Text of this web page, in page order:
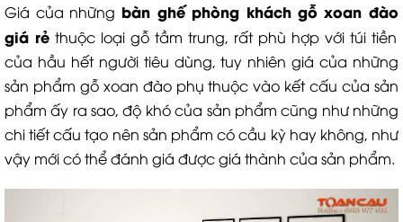
Giá của những bàn ghế phòng khách gỗ xoan đào
giá rẻ thuộc loại gỗ tầm trung, rất phù hợp với túi tiền
của hầu hết người tiêu dùng, tuy nhiên giá của những
sản phẩm gỗ xoan đào phụ thuộc vào kết cấu của sản
phẩm ấy ra sao, độ khó của sản phẩm cũng như những
chi tiết cấu tạo nên sản phẩm có cầu kỳ hay không, như
vậy mới có thể đánh giá được giá thành của sản phẩm.